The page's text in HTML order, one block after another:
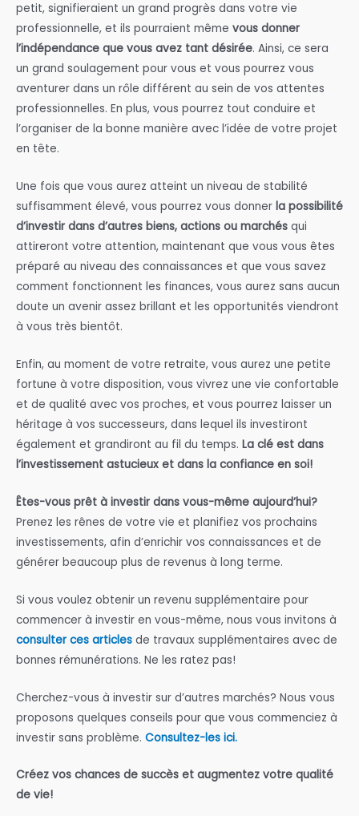
petit, signifieraient un grand progrès dans votre vie
professionnelle, et ils pourraient même vous donner
l’indépendance que vous avez tant désirée. Ainsi, ce sera
un grand soulagement pour vous et vous pourrez vous
aventurer dans un rôle différent au sein de vos attentes
professionnelles. En plus, vous pourrez tout conduire et
l’organiser de la bonne manière avec l’idée de votre projet
en tête.
Une fois que vous aurez atteint un niveau de stabilité
suffisamment élevé, vous pourrez vous donner la possibilité
d’investir dans d’autres biens, actions ou marchés qui
attireront votre attention, maintenant que vous vous êtes
préparé au niveau des connaissances et que vous savez
comment fonctionnent les finances, vous aurez sans aucun
doute un avenir assez brillant et les opportunités viendront
à vous très bientôt.
Enfin, au moment de votre retraite, vous aurez une petite
fortune à votre disposition, vous vivrez une vie confortable
et de qualité avec vos proches, et vous pourrez laisser un
héritage à vos successeurs, dans lequel ils investiront
également et grandiront au fil du temps. La clé est dans
l’investissement astucieux et dans la confiance en soi!
Êtes-vous prêt à investir dans vous-même aujourd’hui?
Prenez les rênes de votre vie et planifiez vos prochains
investissements, afin d’enrichir vos connaissances et de
générer beaucoup plus de revenus à long terme.
Si vous voulez obtenir un revenu supplémentaire pour
commencer à investir en vous-même, nous vous invitons à
consulter ces articles de travaux supplémentaires avec de
bonnes rémunérations. Ne les ratez pas!
Cherchez-vous à investir sur d’autres marchés? Nous vous
proposons quelques conseils pour que vous commenciez à
investir sans problème. Consultez-les ici.
Créez vos chances de succès et augmentez votre qualité
de vie!